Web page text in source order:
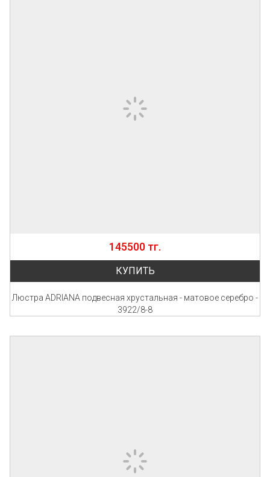
145500 тг.
КУПИТЬ
Люстра ADRIANA подвесная хрустальная - матовое серебро -
3922/8-8